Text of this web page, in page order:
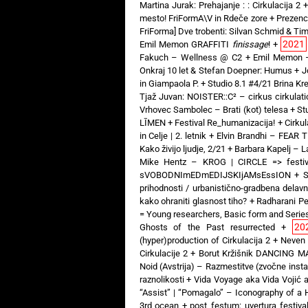
Martina Jurak: Prehajanje : : Cirkulacija 2
mesto! FriFormA\V in Rdeče zore+
FriForma] Dve trobenti: Silvan Schmid &
Emil Memon GRAFFITI finissage!+ 2021
Fakuch – Wellness @ C2+ Emil Memon
Onkraj 10 let & Stefan Doepner: Humus +
in Giampaola P.+ Studio 8.1 #4/21 Brina
Tjaž Juvan: NOISTER::C² – cirkus
Vrhovec Sambolec – Brati (kot) telesa+
LĪMEN+ Festival Re_humanizacija! +
in Celje | 2. letnik + Elvin Brandhi – FEAR
Kako živijo ljudje, 2/21 + Barbara Kapelj –
Mike Hentz – KROG | CIRCLE =>
sVOBODNImEDmEDIJSKIjAMsEssION+
prihodnosti / urbanistično-gradbena
kako ohraniti glasnost tiho? + Radharani
= Young researchers, Basic form and
Ghosts of the Past resurrected +
(hyper)production of Cirkulacija 2+
Cirkulacije 2+ Borut Kržišnik DANCING
Noid (Avstrija) – Razmestitve (zvočne
raznolikosti+Vida Voyage aka Vida Vojić
“Assist” | “Pomagalo” – Iconography of a
3rd ocean +post_festum: uvertura